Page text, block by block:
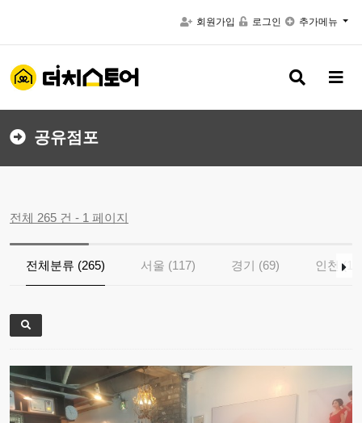
회원가입 로그인 추가메뉴
검
버
메
버
공유점포
전체 265 건 - 1 페이지
전체분류 (265) 서울 (117) 경기 (69) 인천